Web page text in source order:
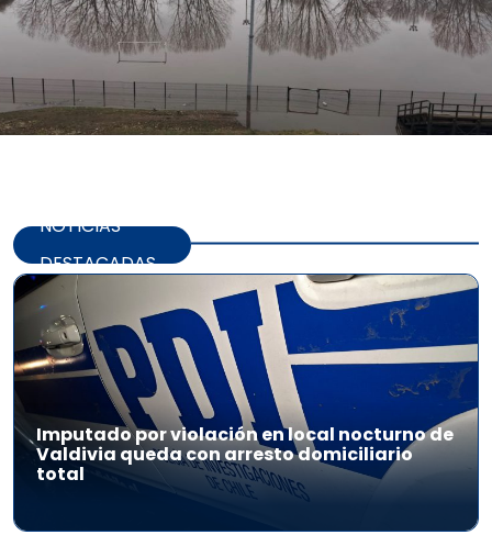
NOTICIAS
DESTACADAS
Imputado por violación en local nocturno de
Valdivia queda con arresto domiciliario
total